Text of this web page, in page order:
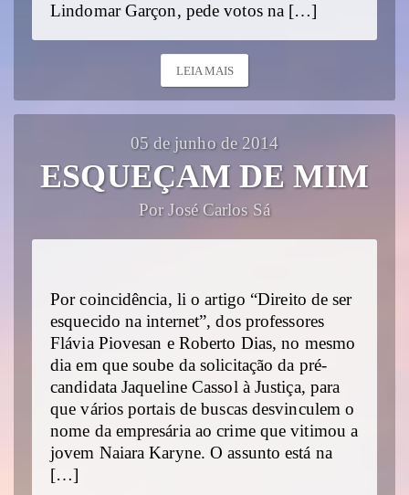
Lindomar Garçon, pede votos na […]
LEIA MAIS
05 de junho de 2014
ESQUEÇAM DE MIM
Por José Carlos Sá
Por coincidência, li o artigo “Direito de ser
esquecido na internet”, dos professores
Flávia Piovesan e Roberto Dias, no mesmo
dia em que soube da solicitação da pré-
candidata Jaqueline Cassol à Justiça, para
que vários portais de buscas desvinculem o
nome da empresária ao crime que vitimou a
jovem Naiara Karyne. O assunto está na
[…]